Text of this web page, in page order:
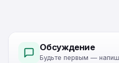
Обсуждение
Будьте первым —